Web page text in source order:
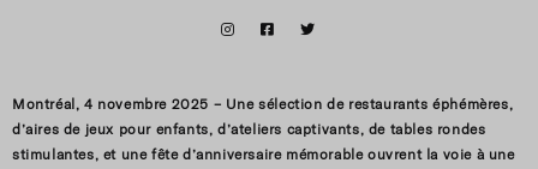
Montréal, 4 novembre 2025 – Une sélection de restaurants éphémères,
d’aires de jeux pour enfants, d’ateliers captivants, de tables rondes
stimulantes, et une fête d’anniversaire mémorable ouvrent la voie à une